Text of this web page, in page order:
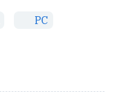
PC